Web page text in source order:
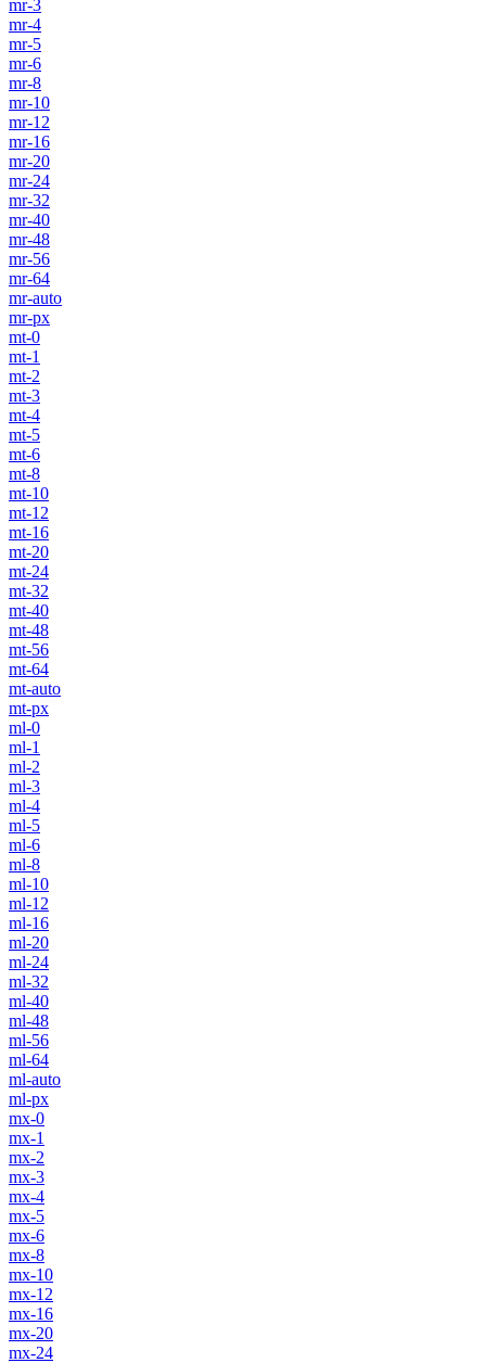
mr-3
mr-4
mr-5
mr-6
mr-8
mr-10
mr-12
mr-16
mr-20
mr-24
mr-32
mr-40
mr-48
mr-56
mr-64
mr-auto
mr-px
mt-0
mt-1
mt-2
mt-3
mt-4
mt-5
mt-6
mt-8
mt-10
mt-12
mt-16
mt-20
mt-24
mt-32
mt-40
mt-48
mt-56
mt-64
mt-auto
mt-px
ml-0
ml-1
ml-2
ml-3
ml-4
ml-5
ml-6
ml-8
ml-10
ml-12
ml-16
ml-20
ml-24
ml-32
ml-40
ml-48
ml-56
ml-64
ml-auto
ml-px
mx-0
mx-1
mx-2
mx-3
mx-4
mx-5
mx-6
mx-8
mx-10
mx-12
mx-16
mx-20
mx-24